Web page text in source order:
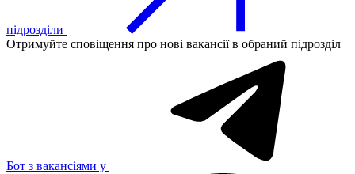
підрозділи
Отримуйте сповіщення про нові вакансії в обраний підрозділ
Бот з вакансіями у